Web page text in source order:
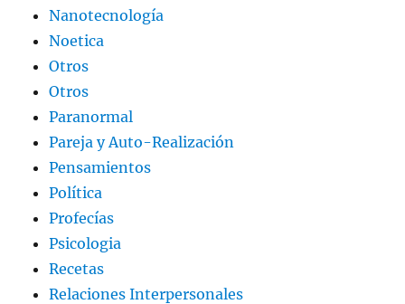
Nanotecnología
Noetica
Otros
Otros
Paranormal
Pareja y Auto-Realización
Pensamientos
Política
Profecías
Psicologia
Recetas
Relaciones Interpersonales